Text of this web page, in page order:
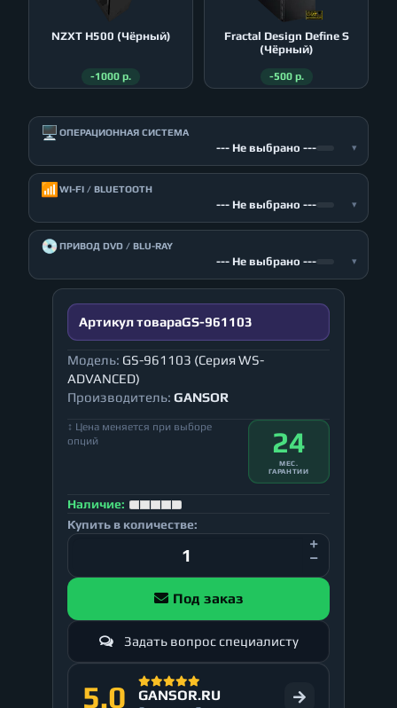
NZXT H500 (Чёрный)
-1000 р.
Fractal Design Define S
(Чёрный)
-500 р.
🖥️ ОПЕРАЦИОННАЯ СИСТЕМА
--- Не выбрано --- ▾
📶 WI-FI / BLUETOOTH
--- Не выбрано --- ▾
💿ПРИВОД DVD / BLU-RAY
--- Не выбрано --- ▾
Артикул товараGS-961103
Модель: GS-961103 (Серия WS-
ADVANCED)
Производитель: GANSOR
↕ Цена меняется при выборе
опций
24
МЕС.
ГАРАНТИИ
Наличие:
Купить в количестве:
Под заказ
Задать вопрос специалисту
5.0 GANSOR.RU